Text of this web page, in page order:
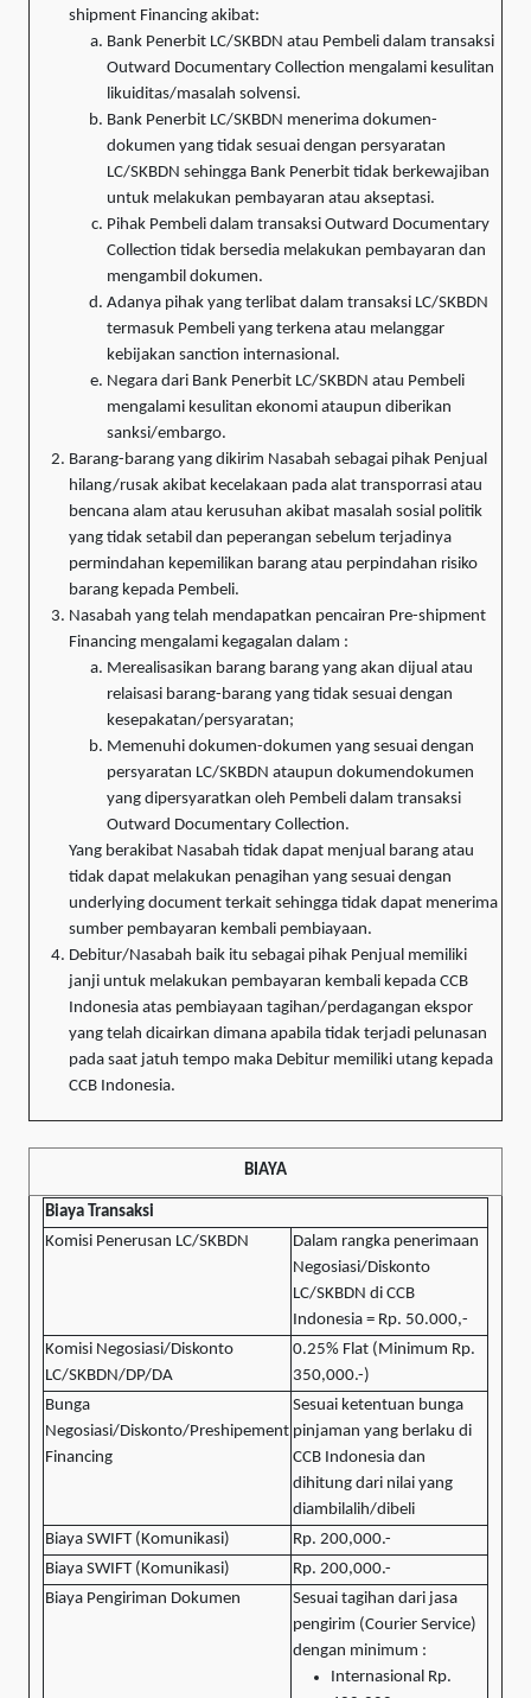
shipment Financing akibat:
Bank Penerbit LC/SKBDN atau Pembeli dalam transaksi
Outward Documentary Collection mengalami kesulitan
likuiditas/masalah solvensi.
Bank Penerbit LC/SKBDN menerima dokumen-
dokumen yang tidak sesuai dengan persyaratan
LC/SKBDN sehingga Bank Penerbit tidak berkewajiban
untuk melakukan pembayaran atau akseptasi.
Pihak Pembeli dalam transaksi Outward Documentary
Collection tidak bersedia melakukan pembayaran dan
mengambil dokumen.
Adanya pihak yang terlibat dalam transaksi LC/SKBDN
termasuk Pembeli yang terkena atau melanggar
kebijakan sanction internasional.
Negara dari Bank Penerbit LC/SKBDN atau Pembeli
mengalami kesulitan ekonomi ataupun diberikan
sanksi/embargo.
Barang-barang yang dikirim Nasabah sebagai pihak Penjual
hilang/rusak akibat kecelakaan pada alat transporrasi atau
bencana alam atau kerusuhan akibat masalah sosial politik
yang tidak setabil dan peperangan sebelum terjadinya
permindahan kepemilikan barang atau perpindahan risiko
barang kepada Pembeli.
Nasabah yang telah mendapatkan pencairan Pre-shipment
Financing mengalami kegagalan dalam :
Merealisasikan barang barang yang akan dijual atau
relaisasi barang-barang yang tidak sesuai dengan
kesepakatan/persyaratan;
Memenuhi dokumen-dokumen yang sesuai dengan
persyaratan LC/SKBDN ataupun dokumendokumen
yang dipersyaratkan oleh Pembeli dalam transaksi
Outward Documentary Collection.
Yang berakibat Nasabah tidak dapat menjual barang atau
tidak dapat melakukan penagihan yang sesuai dengan
underlying document terkait sehingga tidak dapat menerima
sumber pembayaran kembali pembiayaan.
Debitur/Nasabah baik itu sebagai pihak Penjual memiliki
janji untuk melakukan pembayaran kembali kepada CCB
Indonesia atas pembiayaan tagihan/perdagangan ekspor
yang telah dicairkan dimana apabila tidak terjadi pelunasan
pada saat jatuh tempo maka Debitur memiliki utang kepada
CCB Indonesia.
BIAYA
Biaya Transaksi
Komisi Penerusan LC/SKBDN
Dalam rangka penerimaan
Negosiasi/Diskonto
LC/SKBDN di CCB
Indonesia = Rp. 50.000,-
Komisi Negosiasi/Diskonto
LC/SKBDN/DP/DA
0.25% Flat (Minimum Rp.
350,000.-)
Bunga
Negosiasi/Diskonto/Preshipement
Financing
Sesuai ketentuan bunga
pinjaman yang berlaku di
CCB Indonesia dan
dihitung dari nilai yang
diambilalih/dibeli
Biaya SWIFT (Komunikasi)
Rp. 200,000.-
Biaya SWIFT (Komunikasi)
Rp. 200,000.-
Biaya Pengiriman Dokumen
Sesuai tagihan dari jasa
pengirim (Courier Service)
dengan minimum :
Internasional Rp.